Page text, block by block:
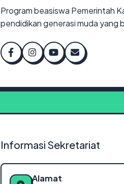
Program beasiswa Pemerintah
pendidikan generasi muda
Informasi Sekretariat
Alamat